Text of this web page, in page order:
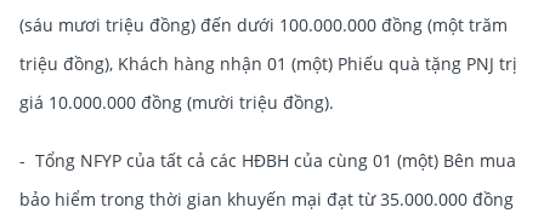
(sáu mươi triệu đồng) đến dưới 100.000.000 đồng (một trăm
triệu đồng), Khách hàng nhận 01 (một) Phiếu quà tặng PNJ trị
giá 10.000.000 đồng (mười triệu đồng).
- Tổng NFYP của tất cả các HĐBH của cùng 01 (một) Bên mua
bảo hiểm trong thời gian khuyến mại đạt từ 35.000.000 đồng